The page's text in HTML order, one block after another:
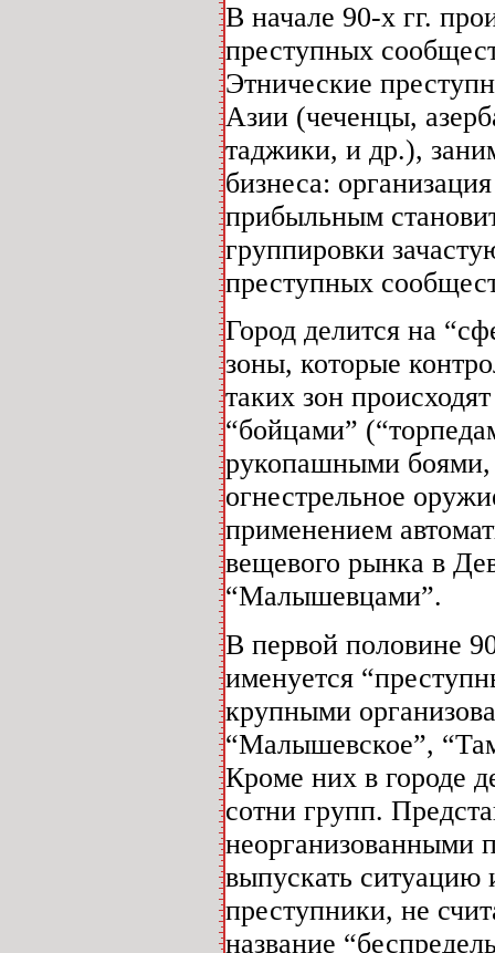
В начале 90-х гг.
преступных
Этнические
Азии (чеченцы,
таджики, и др.),
бизнеса:
прибыльным
группировки
преступных
Город делится на
зоны, которые
таких зон
“бойцами”
рукопашными боями,
огнестрельное
применением
вещевого рынка в
“Малышевцами”.
В первой половине
именуется
крупными
“Малышевское”,
Кроме них в городе
сотни групп.
неорганизованными
выпускать ситуацию
преступники, не
название